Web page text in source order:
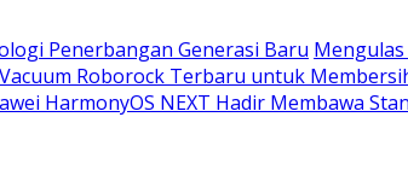
Penerbangan Generasi Baru
Roborock Terbaru untuk
HarmonyOS NEXT Hadir Membawa